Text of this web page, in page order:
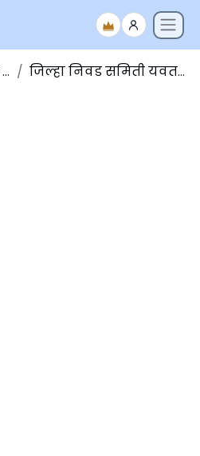
जिल्हा निवड समिती यवतमाळ शिपाई भरती पेपर २०१५ - भाग २